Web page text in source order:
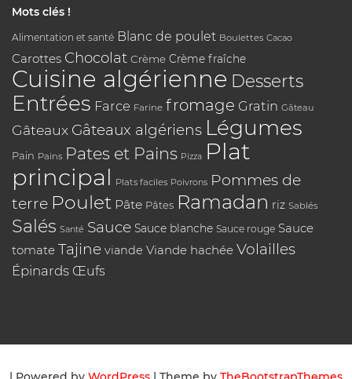
Mots clés !
Alimentation et santé Blanc de poulet Boulettes Cacao
Carottes Chocolat Crème Crème fraîche
Cuisine algérienne Desserts
Entrées Farce Farine fromage Gratin Gâteau
Gâteaux Gâteaux algériens Légumes
Pain Pains Pates et Pains Pizza Plat
principal Plats faciles Poivrons Pommes de
terre Poulet Pâte Pâtes Ramadan riz Sablés
Salés Santé Sauce Sauce blanche Sauce rouge Sauce
tomate Tajine viande Viande hachée Volailles
Épinards Œufs